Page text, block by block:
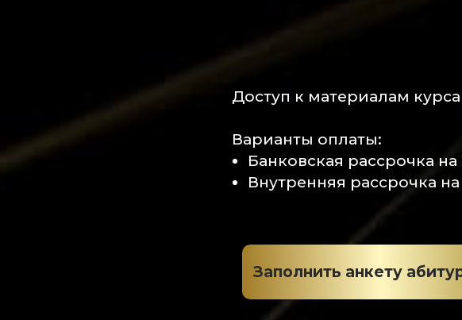
Доступ к материалам
Варианты оплаты:
Банковская рассрочка
Внутренняя рассрочка
Заполнить анкету